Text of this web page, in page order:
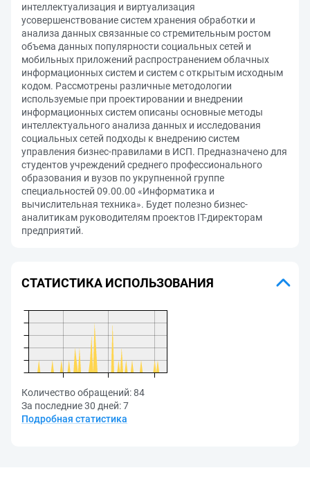
интеллектуализация и виртуализация
усовершенствование систем хранения обработки и
анализа данных связанные со стремительным ростом
объема данных популярности социальных сетей и
мобильных приложений распространением облачных
информационных систем и систем с открытым исходным
кодом. Рассмотрены различные методологии
используемые при проектировании и внедрении
информационных систем описаны основные методы
интеллектуального анализа данных и исследования
социальных сетей подходы к внедрению систем
управления бизнес-правилами в ИСП. Предназначено для
студентов учреждений среднего профессионального
образования и вузов по укрупненной группе
специальностей 09.00.00 «Информатика и
вычислительная техника». Будет полезно бизнес-
аналитикам руководителям проектов IT-директорам
предприятий.
СТАТИСТИКА ИСПОЛЬЗОВАНИЯ
Количество обращений:84
За последние 30 дней:7
Подробная статистика